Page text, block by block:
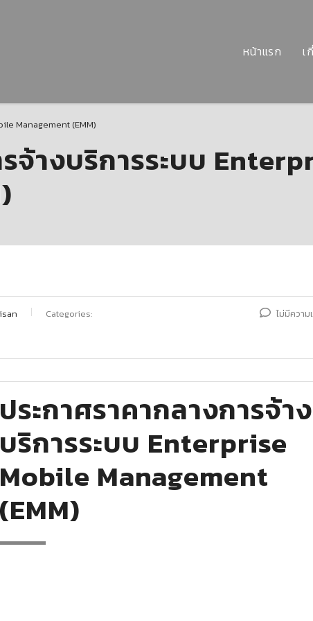
หน้าแรก เ
Management (EMM)
จ้างบริการระบบ
Categories: ไม่มีความ
ประกาศราคากลางการจ้าง
บริการระบบ Enterprise
Mobile Management
(EMM)